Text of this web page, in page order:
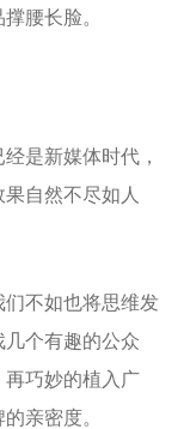
腰长脸。
是新媒体时代，
自然不尽如人
不如也将思维发
个有趣的公众
巧妙的植入广
亲密度。